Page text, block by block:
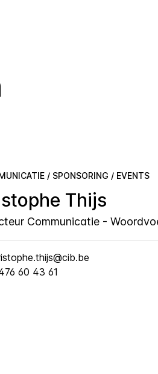
/ SPONSORING / EVENTS
Thijs
Communicatie -
60 43 61